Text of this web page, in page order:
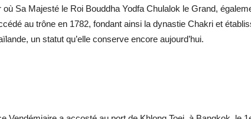
où Sa Majesté le Roi Bouddha Yodfa Chulalok le Grand,
au trône en 1782, fondant ainsi la dynastie Chakri et
un statut qu’elle conserve encore aujourd’hui.